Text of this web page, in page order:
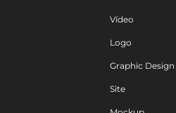
Vídeo
Logo
Graphic Design
Site